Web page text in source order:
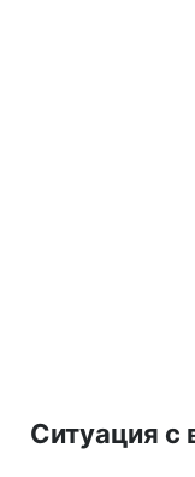
Ситуация